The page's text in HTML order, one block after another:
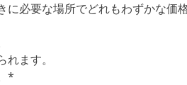
必要な場所でどれもわずかな価格
ます。
*